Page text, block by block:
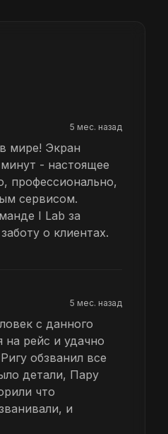
5 мес. назад
мире! Экран
- настоящее
профессионально,
сервисом.
I Lab за
о клиентах.
5 мес. назад
с данного
на рейс и удачно
обзванил все
детали, Пару
что
и